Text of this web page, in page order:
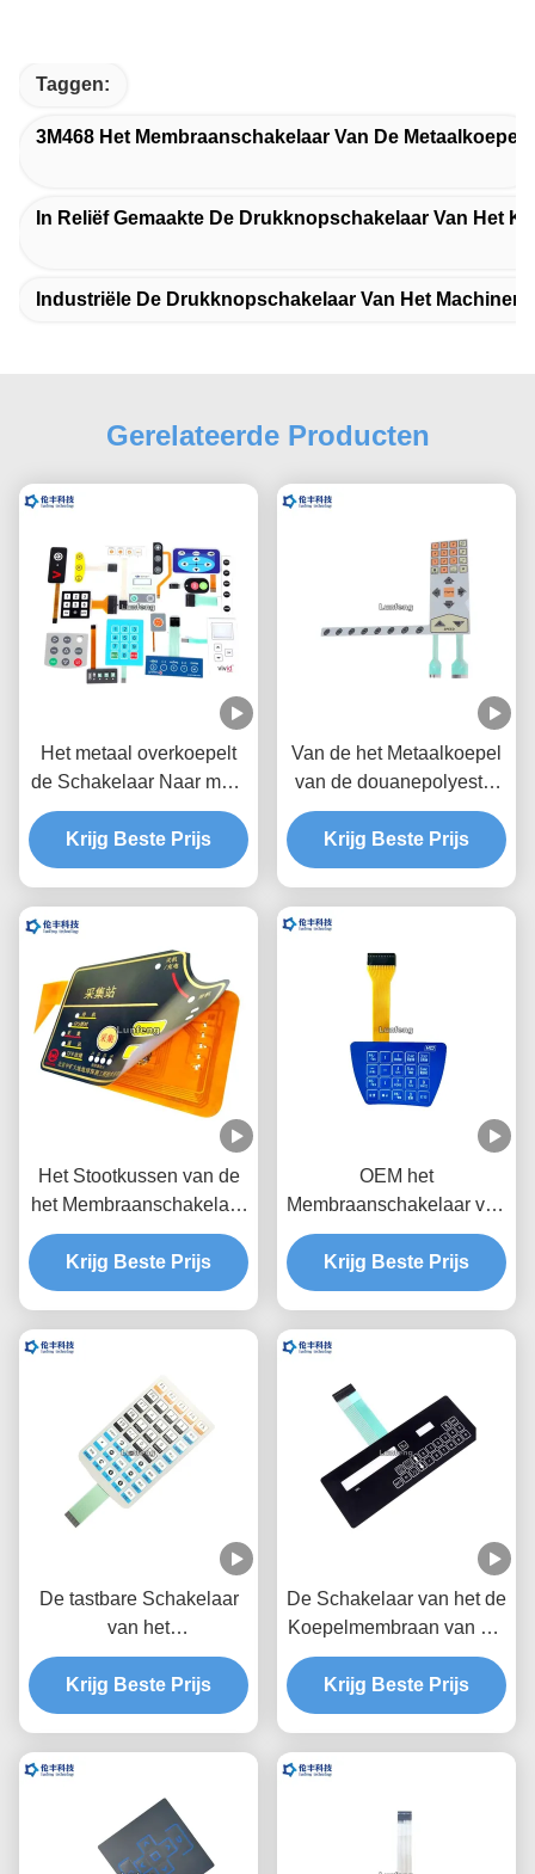
Taggen:
3M468 Het Membraanschakelaar Van De Metaalkoepel
In Reliëf Gemaakte De Drukknopschakelaar Van Het
Industriële De Drukknopschakelaar Van Het
Gerelateerde Producten
Het metaal overkoepelt
de Schakelaar Naar maat
gemaakte Steen van het
Membraantoetsenbord/Glanzende
Knopen
Krijg Beste Prijs
Van de het Metaalkoepel
van de douanepolyester
het Membraanschakelaar,
de Koepelschakelaar van
het Twee Staarten
Krijg Beste Prijs
Het Stootkussen van de
het Membraanschakelaar
van de polyesterdouane
voor het Ontdekken van
Instrument
Krijg Beste Prijs
OEM het
Membraanschakelaar van
de Metaalkoepel, 1.0mm
de Koepel Tastbare
Schakelaar van het
Krijg Beste Prijs
De tastbare Schakelaar
van het
HUISDIERENmembraan,
Tastbare de
Schakelaaroem van de
Krijg Beste Prijs
De Schakelaar van het de
Koepelmembraan van het
Autotypef150 Metaal,
Toetsenbord van de
HUISDIEREN het
Krijg Beste Prijs